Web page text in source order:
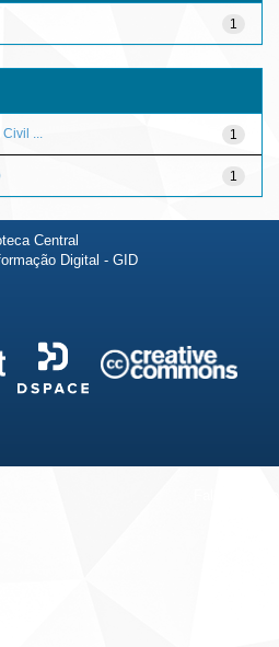
1
1
...
1
Central
Digital - GID